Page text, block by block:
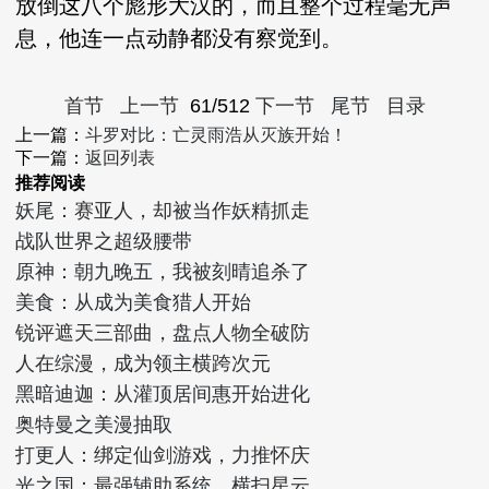
放倒这八个彪形大汉的，而且整个过程毫无声
息，他连一点动静都没有察觉到。
首节 上一节 61/512 下一节 尾节 目录
上一篇：斗罗对比：亡灵雨浩从灭族开始！
下一篇：返回列表
推荐阅读
妖尾：赛亚人，却被当作妖精抓走
战队世界之超级腰带
原神：朝九晚五，我被刻晴追杀了
美食：从成为美食猎人开始
锐评遮天三部曲，盘点人物全破防
人在综漫，成为领主横跨次元
黑暗迪迦：从灌顶居间惠开始进化
奥特曼之美漫抽取
打更人：绑定仙剑游戏，力推怀庆